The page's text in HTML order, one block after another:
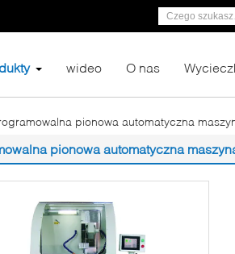
wideo O nas
pionowa automatyczna
pionowa automatyczna